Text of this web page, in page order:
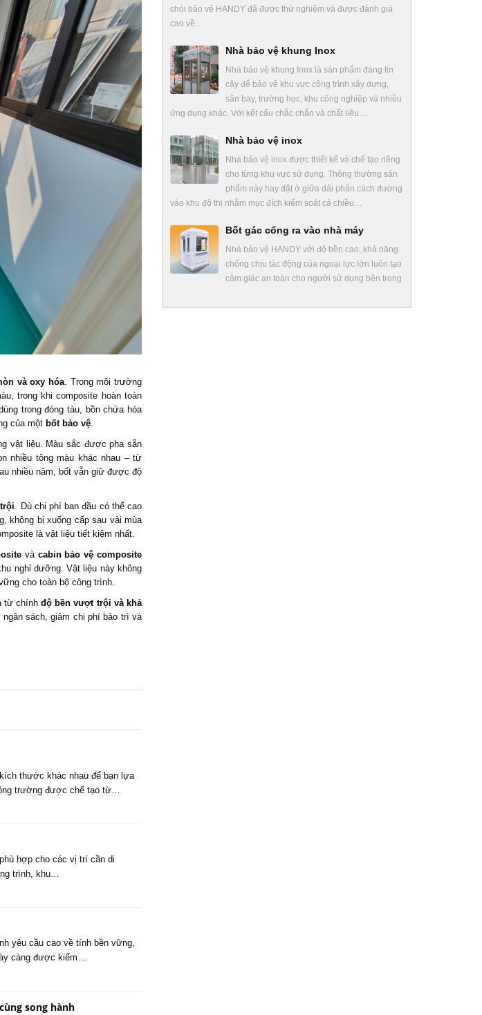
và oxy hóa. Trong môi trường
trong khi composite hoàn toàn
trong đóng tàu, bồn chứa hóa
của một bốt bảo vệ.
vật liệu. Màu sắc được pha sẵn
nhiều tông màu khác nhau – từ
nhiều năm, bốt vẫn giữ được độ
. Dù chi phí ban đầu có thể cao
không bị xuống cấp sau vài mùa
là vật liệu tiết kiệm nhất.
và cabin bảo vệ composite
nghỉ dưỡng. Vật liệu này không
cho toàn bộ công trình.
từ chínhđộ bền vượt trội và khả
sách, giảm chi phí bảo trì và
thước khác nhau để bạn lựa
trường được chế tạo từ…
hợp cho các vị trí cần di
trình, khu…
yêu cầu cao về tính bền vững,
càng được kiểm…
song hành
chòi bảo vệ HANDY đã được thử nghiệm và được đánh giá
cao về…
Nhà bảo vệ khung Inox
Nhà bảo vệ khung Inox là sản phẩm đáng tin
cậy để bảo vệ khu vực công trình xây dựng,
sân bay, trường học, khu công nghiệp và nhiều
ứng dụng khác. Với kết cấu chắc chắn và chất liệu…
Nhà bảo vệ inox
Nhà bảo vệ inox được thiết kế và chế tạo riêng
cho từng khu vực sử dụng. Thông thường sản
phẩm này hay đặt ở giữa dải phân cách đường
vào khu đô thị nhằm mục đích kiểm soát cả chiều…
Bốt gác cổng ra vào nhà máy
Nhà bảo vệ HANDY với độ bền cao, khả năng
chống chịu tác động của ngoại lực lớn luôn tạo
cảm giác an toàn cho người sử dụng bên trong